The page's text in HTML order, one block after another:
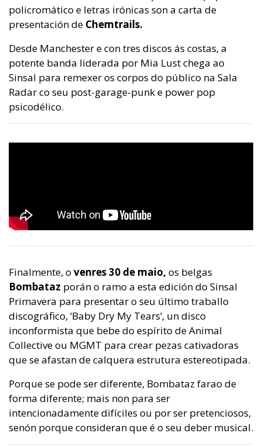
policromático e letras irónicas son a carta de
presentación de Chemtrails.
Desde Manchester e con tres discos ás costas, a
potente banda liderada por Mia Lust chega ao
Sinsal para remexer os corpos do público na Sala
Radar co seu post-garage-punk e power pop
psicodélico.
Finalmente, o venres 30 de maio, os belgas
Bombataz porán o ramo a esta edición do Sinsal
Primavera para presentar o seu último traballo
discográfico, ‘Baby Dry My Tears’, un disco
inconformista que bebe do espírito de Animal
Collective ou MGMT para crear pezas cativadoras
que se afastan de calquera estrutura estereotipada.
Porque se pode ser diferente, Bombataz farao de
forma diferente; mais non para ser
intencionadamente difíciles ou por ser pretenciosos,
senón porque consideran que é o seu deber musical.